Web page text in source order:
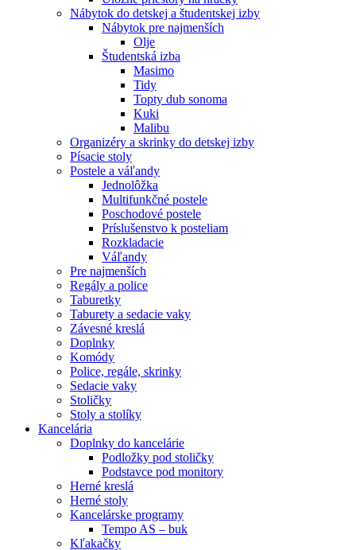
Nábytok do detskej a študentskej izby
Nábytok pre najmenších
Olje
Študentská izba
Masimo
Tidy
Topty dub sonoma
Kuki
Malibu
Organizéry a skrinky do detskej izby
Písacie stoly
Postele a váľandy
Jednolôžka
Multifunkčné postele
Poschodové postele
Príslušenstvo k posteliam
Rozkladacie
Váľandy
Pre najmenších
Regály a police
Taburetky
Taburety a sedacie vaky
Závesné kreslá
Doplnky
Komódy
Police, regále, skrinky
Sedacie vaky
Stoličky
Stoly a stolíky
Kancelária
Doplnky do kancelárie
Podložky pod stoličky
Podstavce pod monitory
Herné kreslá
Herné stoly
Kancelárske programy
Tempo AS – buk
Kľakačky